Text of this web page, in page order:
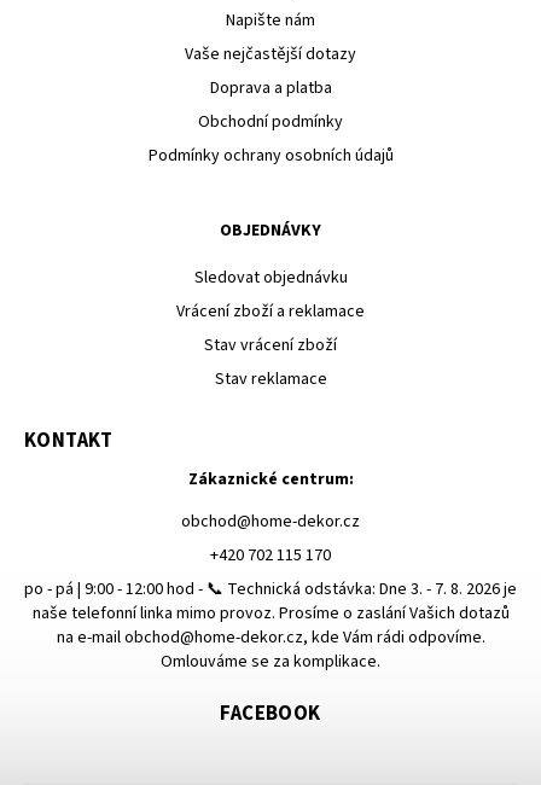
Napište nám
Vaše nejčastější dotazy
Doprava a platba
Obchodní podmínky
Podmínky ochrany osobních údajů
OBJEDNÁVKY
Sledovat objednávku
Vrácení zboží a reklamace
Stav vrácení zboží
Stav reklamace
KONTAKT
Zákaznické centrum:
obchod@home-dekor.cz
+420 702 115 170
po - pá | 9:00 - 12:00 hod - 📞 Technická odstávka: Dne 3. - 7. 8. 2026 je
naše telefonní linka mimo provoz. Prosíme o zaslání Vašich dotazů
na e-mail obchod@home-dekor.cz, kde Vám rádi odpovíme.
Omlouváme se za komplikace.
FACEBOOK